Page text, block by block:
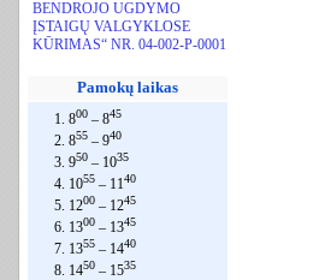
Pamokų laikas
1. 800 – 845
2. 855 – 940
3. 950 – 1035
4. 1055 – 1140
5. 1200 – 1245
6. 1300 – 1345
7. 1355 – 1440
8. 1450 – 1535